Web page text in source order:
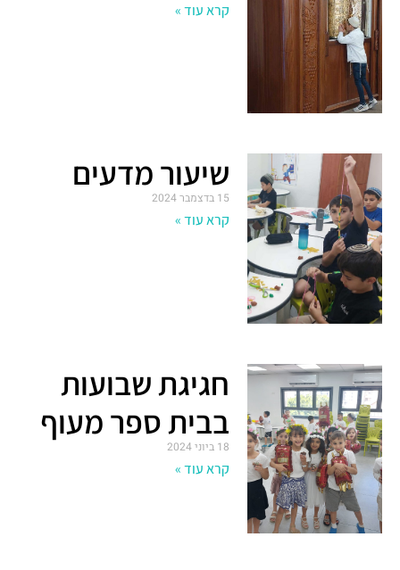
קרא עוד »
שיעור מדעים
15 בדצמבר 2024
קרא עוד »
חגיגת שבועות
בבית ספר מעוף
18 ביוני 2024
קרא עוד »